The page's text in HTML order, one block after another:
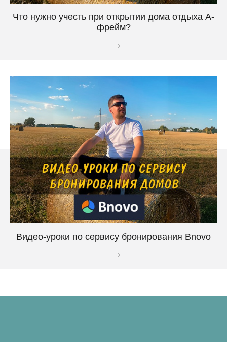
Что нужно учесть при открытии дома отдыха А-
фрейм?
Видео-уроки по сервису бронирования Bnovo